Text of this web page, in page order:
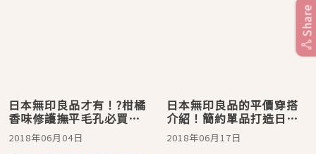
日本無印良品才有！?柑橘
香味修護撫平毛孔必買系
列商品熱賣中
2018年06月04日
日本無印良品的平價穿搭
介紹！簡約單品打造日系
成熟穿搭
2018年06月17日
Share